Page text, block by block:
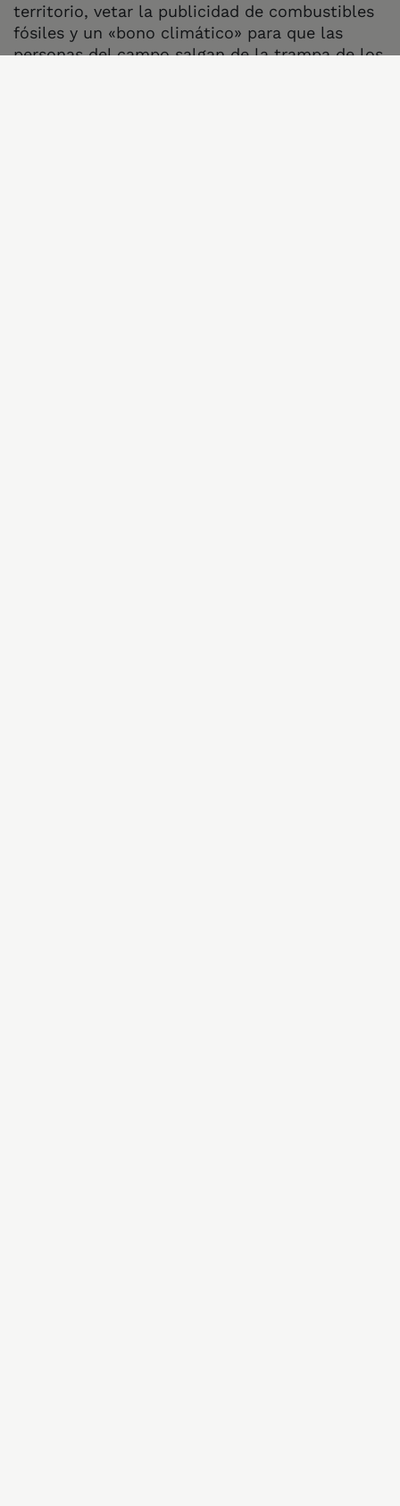
territorio, vetar la publicidad de combustibles
fósiles y un «bono climático» para que las
personas del campo salgan de la trampa de los